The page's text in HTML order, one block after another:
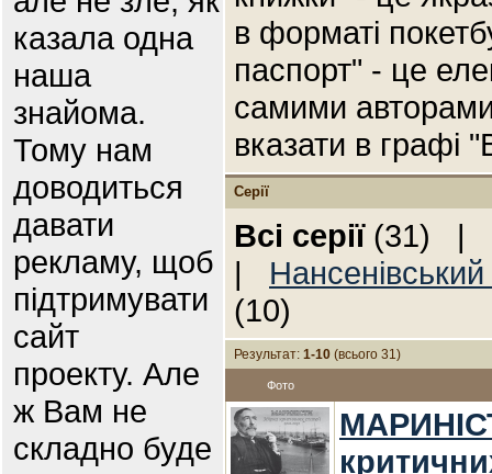
казала одна
наша
знайома.
Тому нам
доводиться
давати
рекламу, щоб
підтримувати
сайт
проекту. Але
ж Вам не
складно буде
в форматі
паспорт" - це
самими
вказати в графі
Серії
Всі серії(31) |
|
(10)
Результат: 1-10 (всього 31)
Фото